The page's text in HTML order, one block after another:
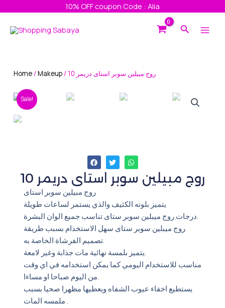
content
10% OFF coupon Code : Alia
Search
روج مبيلين سوبر استاى دريمر 10
روج مبيلين سوبر استاى
يتميز بلونه الكثيف والذي يستمر لساعات طويلة
درجات روج ميبلين سوبر ستاى تناسب جميع الوان البشرة.
روج ميبلين سوبر ستاى سهل الاستخدام بسبب طريقة
تصميم الفرشاة الخاصة به.
يتميز بلمسة نهائية مات جذابة وغير لامعة.
مناسب للاستخدام اليومي كما يمكن استخدامه في اي وقت
من اليوم صباحا او مساءا.
يستطيع اخفاء عيوب الشفاه ويعطيها مظهرا صحيا بسبب
ملمسه المات .
Home/Makeup / روج مبيلين سوبر استاى دريمر 10
Sale!